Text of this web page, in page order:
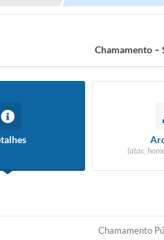
Chamamento –
(atas,
Chamamento